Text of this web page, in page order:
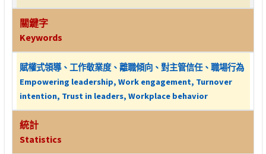
關鍵字
Keywords
賦權式領導、工作敬業度、離職傾向、對主管信任、職場行為
Empowering leadership, Work engagement, Turnover
intention, Trust in leaders, Workplace behavior
統計
Statistics